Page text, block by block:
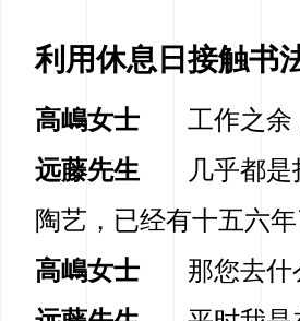
利用休息日接触书
高嶋女士
工作之余
远藤先生
几乎都
陶艺，已经有十五六年
高嶋女士
那您去什